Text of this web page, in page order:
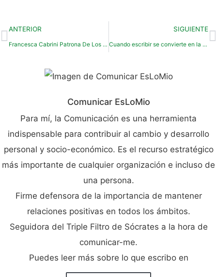
ANTERIOR
Francesca Cabrini Patrona De Los Inmigrantes
SIGUIENTE
Cuando escribir se convierte en la brújula que te orienta
Comunicar EsLoMio
Para mí, la Comunicación es una herramienta
indispensable para contribuir al cambio y desarrollo
personal y socio-económico. Es el recurso estratégico
más importante de cualquier organización e incluso de
una persona.
Firme defensora de la importancia de mantener
relaciones positivas en todos los ámbitos.
Seguidora del Triple Filtro de Sócrates a la hora de
comunicar-me.
Puedes leer más sobre lo que escribo en